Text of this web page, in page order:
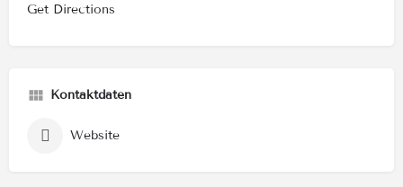
Get Directions
Kontaktdaten
Website